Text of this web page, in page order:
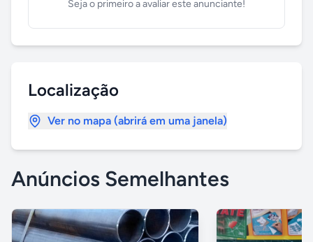
Seja o primeiro a avaliar este anunciante!
Localização
Ver no mapa (abrirá em uma janela)
Anúncios Semelhantes